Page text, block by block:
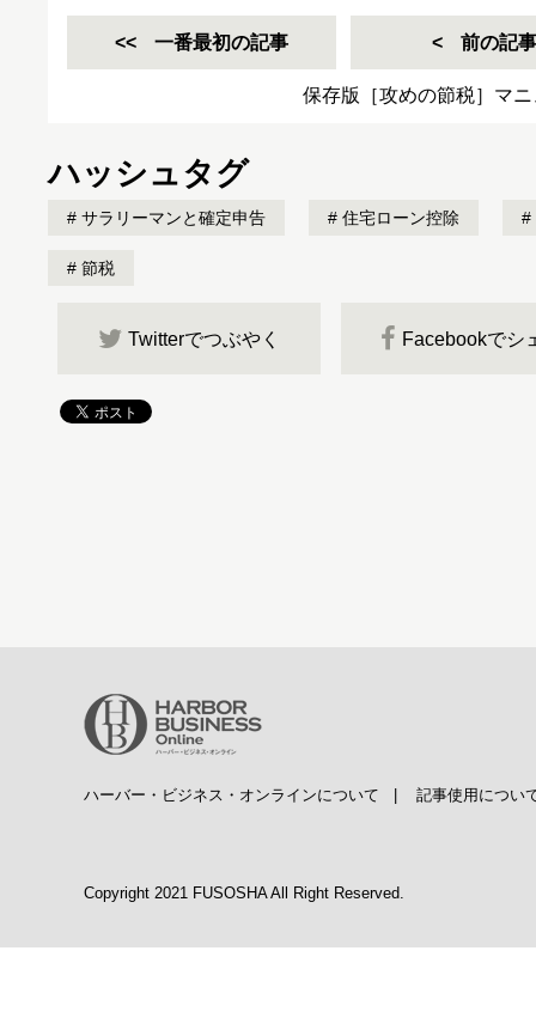
一番最初の記事 前の記事
保存版［攻めの節税］マ
ハッシュタグ
サラリーマンと確定申告 住宅ローン控除
節税
Twitterでつぶやく Facebookでシ
ハーバー・ビジネス・オンラインについて 記事使用につい
Copyright 2021 FUSOSHA All Right Reserved.